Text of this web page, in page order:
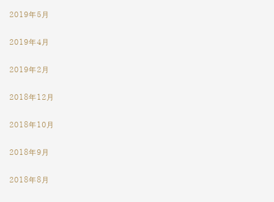
2019年5月
2019年4月
2019年2月
2018年12月
2018年10月
2018年9月
2018年8月